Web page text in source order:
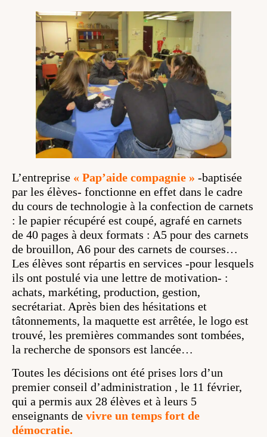
L’entreprise « Pap’aide compagnie » -baptisée
par les élèves- fonctionne en effet dans le cadre
du cours de technologie à la confection de carnets
: le papier récupéré est coupé, agrafé en carnets
de 40 pages à deux formats : A5 pour des carnets
de brouillon, A6 pour des carnets de courses…
Les élèves sont répartis en services -pour lesquels
ils ont postulé via une lettre de motivation- :
achats, markéting, production, gestion,
secrétariat. Après bien des hésitations et
tâtonnements, la maquette est arrêtée, le logo est
trouvé, les premières commandes sont tombées,
la recherche de sponsors est lancée…
Toutes les décisions ont été prises lors d’un
premier conseil d’administration , le 11 février,
qui a permis aux 28 élèves et à leurs 5
enseignants de vivre un temps fort de
démocratie.